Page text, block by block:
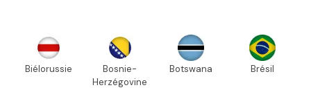
Biélorussie
Bosnie-
Herzégovine
Botswana Brésil